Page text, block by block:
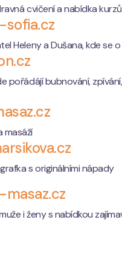
cvičení a nabídka
Heleny a Dušana, kde se
pořádájí bubnování,
masáží
s originálními nápady
i ženy s nabídkou